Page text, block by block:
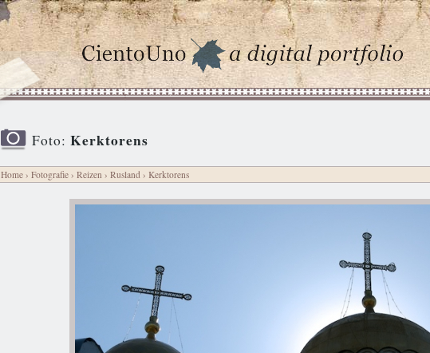
Foto: Kerktorens
Home › Fotografie › Reizen › Rusland › Kerktorens